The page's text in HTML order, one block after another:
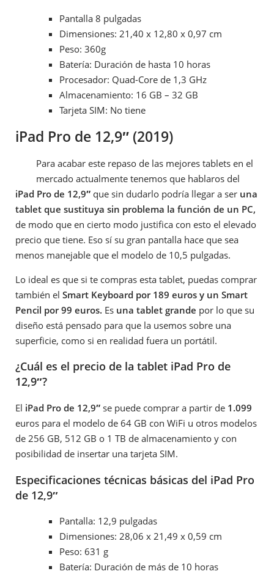
Pantalla 8 pulgadas
Dimensiones: 21,40 x 12,80 x 0,97 cm
Peso: 360g
Batería: Duración de hasta 10 horas
Procesador: Quad-Core de 1,3 GHz
Almacenamiento: 16 GB – 32 GB
Tarjeta SIM: No tiene
iPad Pro de 12,9″ (2019)
Para acabar este repaso de las mejores tablets en el
mercado actualmente tenemos que hablaros del
iPad Pro de 12,9″ que sin dudarlo podría llegar a ser una
tablet que sustituya sin problema la función de un PC,
de modo que en cierto modo justifica con esto el elevado
precio que tiene. Eso sí su gran pantalla hace que sea
menos manejable que el modelo de 10,5 pulgadas.
Lo ideal es que si te compras esta tablet, puedas comprar
también el Smart Keyboard por 189 euros y un Smart
Pencil por 99 euros. Es una tablet grande por lo que su
diseño está pensado para que la usemos sobre una
superficie, como si en realidad fuera un portátil.
¿Cuál es el precio de la tablet iPad Pro de
12,9″?
El iPad Pro de 12,9″ se puede comprar a partir de 1.099
euros para el modelo de 64 GB con WiFi u otros modelos
de 256 GB, 512 GB o 1 TB de almacenamiento y con
posibilidad de insertar una tarjeta SIM.
Especificaciones técnicas básicas del iPad Pro
de 12,9″
Pantalla: 12,9 pulgadas
Dimensiones: 28,06 x 21,49 x 0,59 cm
Peso: 631 g
Batería: Duración de más de 10 horas